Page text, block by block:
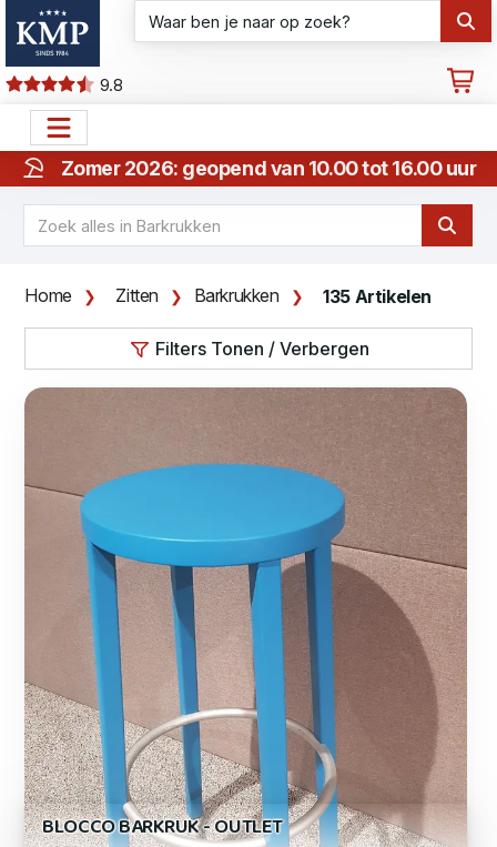
9.8
Zomer 2026: geopend van 10.00 tot 16.00 uur
Home Zitten Barkrukken 135 Artikelen
Filters Tonen / Verbergen
BLOCCO BARKRUK - OUTLET